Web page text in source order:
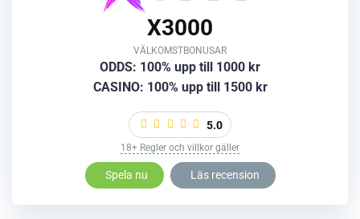
X3000
VÄLKOMSTBONUSAR
ODDS: 100% upp till 1000 kr
CASINO: 100% upp till 1500 kr
5.0
18+ Regler och villkor gäller
Spela nu Läs recension